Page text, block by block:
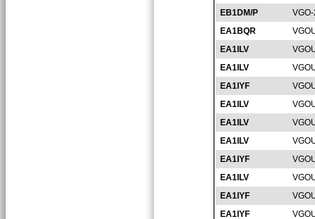
EB1DM/P
EA1BQR
EA1ILV
EA1ILV
EA1IYF
EA1ILV
EA1ILV
EA1ILV
EA1IYF
EA1ILV
EA1IYF
EA1IYF